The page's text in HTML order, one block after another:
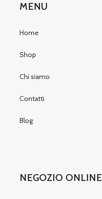
MENU
Home
Shop
Chi siamo
Contatti
Blog
NEGOZIO ONLINE